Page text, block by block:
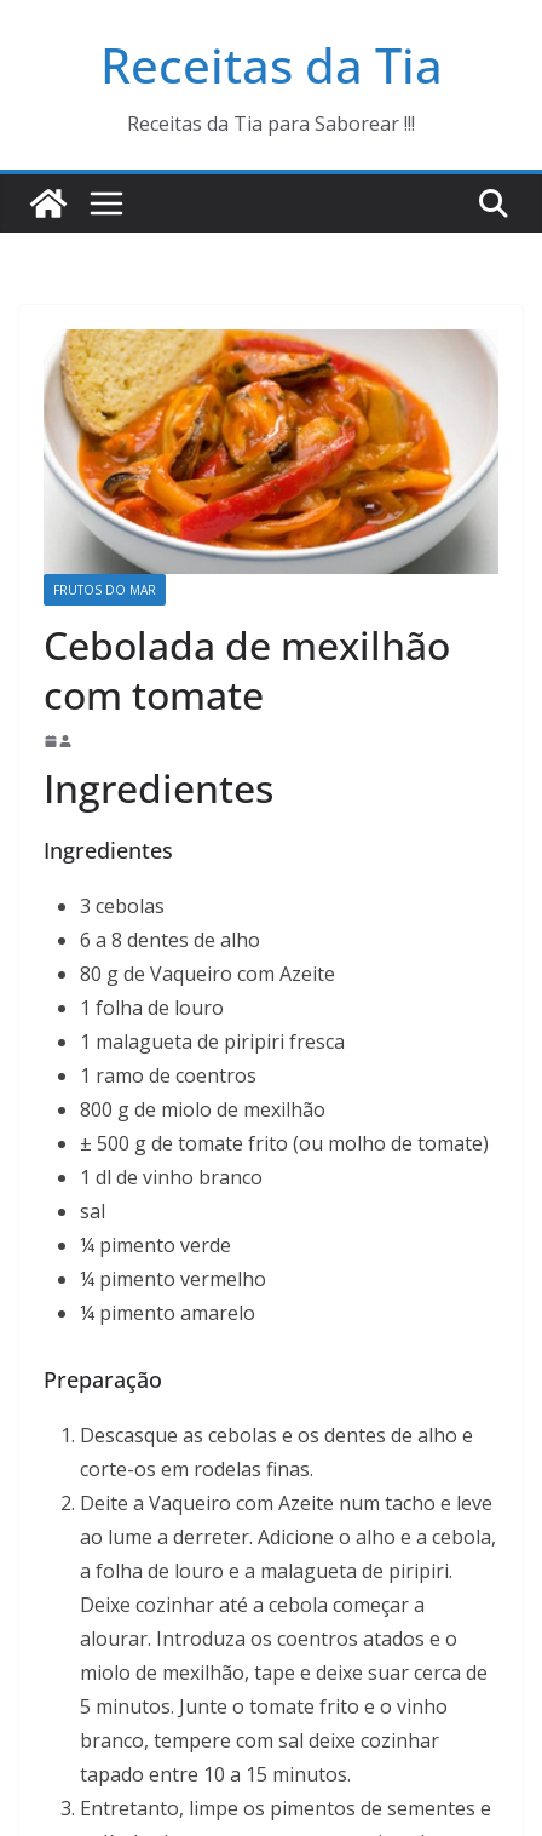
Receitas da Tia
Receitas da Tia para Saborear !!!
FRUTOS DO MAR
Cebolada de mexilhão
com tomate
Ingredientes
Ingredientes
3 cebolas
6 a 8 dentes de alho
80 g de Vaqueiro com Azeite
1 folha de louro
1 malagueta de piripiri fresca
1 ramo de coentros
800 g de miolo de mexilhão
± 500 g de tomate frito (ou molho de tomate)
1 dl de vinho branco
sal
¼ pimento verde
¼ pimento vermelho
¼ pimento amarelo
Preparação
Descasque as cebolas e os dentes de alho e
corte-os em rodelas finas.
Deite a Vaqueiro com Azeite num tacho e leve
ao lume a derreter. Adicione o alho e a cebola,
a folha de louro e a malagueta de piripiri.
Deixe cozinhar até a cebola começar a
alourar. Introduza os coentros atados e o
miolo de mexilhão, tape e deixe suar cerca de
5 minutos. Junte o tomate frito e o vinho
branco, tempere com sal deixe cozinhar
tapado entre 10 a 15 minutos.
Entretanto, limpe os pimentos de sementes e